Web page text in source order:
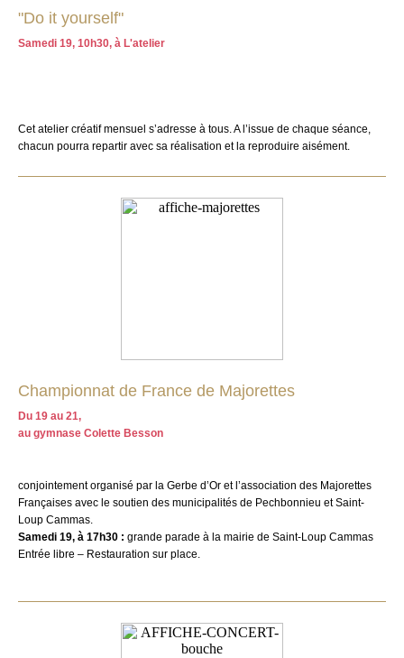
"Do it yourself"
Samedi 19, 10h30, à L'atelier
Cet atelier créatif mensuel s’adresse à tous. A l’issue de chaque séance,
chacun pourra repartir avec sa réalisation et la reproduire aisément.
Championnat de France de Majorettes
Du 19 au 21,
au gymnase Colette Besson
conjointement organisé par la Gerbe d’Or et l’association des Majorettes
Françaises avec le soutien des municipalités de Pechbonnieu et Saint-
Loup Cammas.
Samedi 19, à 17h30 : grande parade à la mairie de Saint-Loup Cammas
Entrée libre – Restauration sur place.